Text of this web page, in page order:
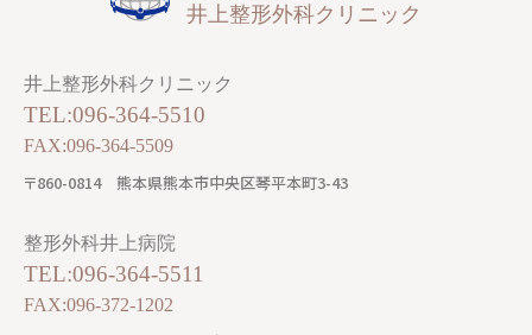
井上整形外科クリニック
井上整形外科クリニック
TEL:096-364-5510
FAX:096-364-5509
〒860-0814 熊本県熊本市中央区琴平本町3-43
整形外科井上病院
TEL:096-364-5511
FAX:096-372-1202